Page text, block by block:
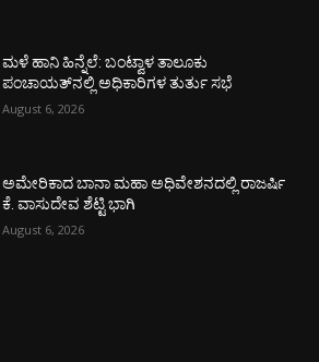
ಮಳೆ ಹಾನಿ ಹಿನ್ನೆಲೆ: ಬಂಟ್ವಾಳ ತಾಲೂಕು
ಪಂಚಾಯತ್‌ನಲ್ಲಿ ಅಧಿಕಾರಿಗಳ ತುರ್ತು ಸಭೆ
August 6, 2026
ಅಮೇರಿಕಾದ ಬಾನಾ ಮಹಾ ಅಧಿವೇಶನದಲ್ಲಿ ರಾಜರ್ಷಿ
ಕೆ. ವಾಸುದೇವ ಶೆಟ್ಟಿ ಭಾಗಿ
August 6, 2026